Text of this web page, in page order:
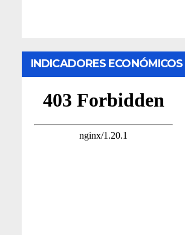
INDICADORES ECONÓMICOS